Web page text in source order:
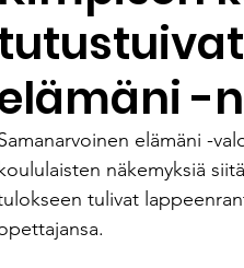
-
elämäni -
koululaisten näkemyksiä
tulivat